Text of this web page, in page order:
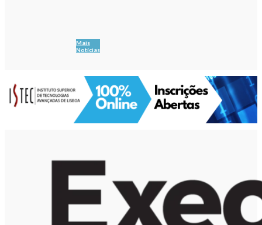
Mais
Notícias